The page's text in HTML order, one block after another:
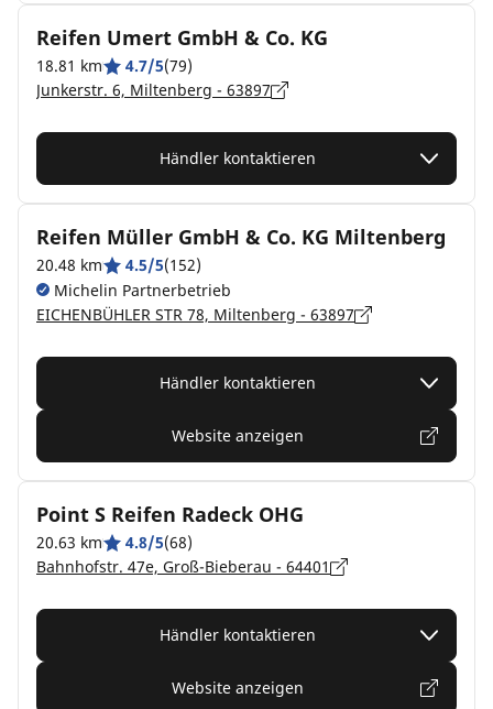
Reifen Umert GmbH & Co. KG
18.81 km 4.7/5(79)
Junkerstr. 6, Miltenberg - 63897
Händler kontaktieren
Reifen Müller GmbH & Co. KG Miltenberg
20.48 km 4.5/5(152)
Michelin Partnerbetrieb
EICHENBÜHLER STR 78, Miltenberg - 63897
Händler kontaktieren
Website anzeigen
Point S Reifen Radeck OHG
20.63 km 4.8/5(68)
Bahnhofstr. 47e, Groß-Bieberau - 64401
Händler kontaktieren
Website anzeigen